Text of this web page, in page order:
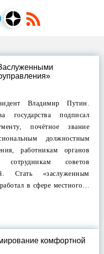
Владимир Путин.
государства подписал
почётное звание
должностным
работникам органов
сотрудникам советов
Стать «заслуженным
в сфере местного…
комфортной